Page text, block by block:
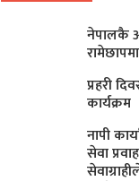
नेपालकै
रामेछापमा
प्रहरी
कार्यक्रम
नापी
सेवा